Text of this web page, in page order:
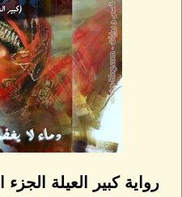
رواية كبير العيلة